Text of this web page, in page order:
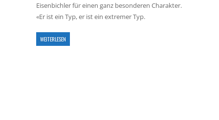
Eisenbichler für einen ganz besonderen Charakter.
«Er ist ein Typ, er ist ein extremer Typ.
WEITERLESEN